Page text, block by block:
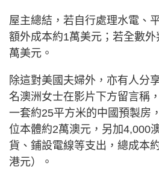
屋主總結，若自行處理水電、
額外成本約1萬美元；若全數
萬美元。
除這對美國夫婦外，亦有人分
名澳洲女士在影片下方留言稱
一套約25平方米的中國預製房
位本體約2萬澳元，另加4,000
貨、鋪設電線等支出，總成本
港元）。